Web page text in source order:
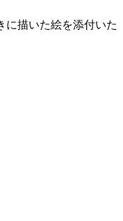
に描いた絵を添付いた